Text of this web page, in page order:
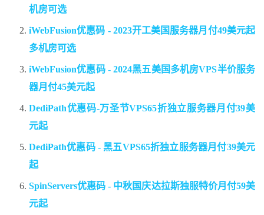
机房可选
iWebFusion优惠码 - 2023开工美国服务器月付49美元起
多机房可选
iWebFusion优惠码 - 2024黑五美国多机房VPS半价服务
器月付45美元起
DediPath优惠码-万圣节VPS65折独立服务器月付39美
元起
DediPath优惠码 - 黑五VPS65折独立服务器月付39美元
起
SpinServers优惠码 - 中秋国庆达拉斯独服特价月付59美
元起